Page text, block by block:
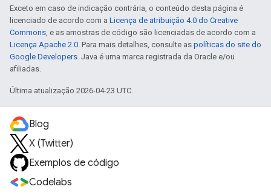
Exceto em caso de indicação contrária, o conteúdo desta página é
licenciado de acordo com a Licença de atribuição 4.0 do Creative
Commons, e as amostras de código são licenciadas de acordo com a
Licença Apache 2.0. Para mais detalhes, consulte as políticas do site do
Google Developers. Java é uma marca registrada da Oracle e/ou
afiliadas.
Última atualização 2026-04-23 UTC.
Blog
X (Twitter)
Exemplos de código
Codelabs